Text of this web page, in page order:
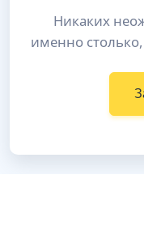
Никаких
именно